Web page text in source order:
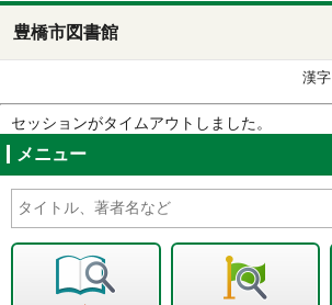
豊橋市図書館
漢字
セッションがタイムアウトしました。
メニュー